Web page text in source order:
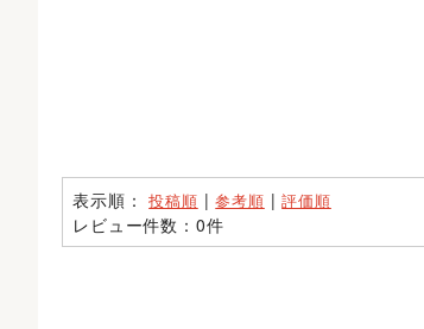
表示順：投稿順 |参考順 |評価順
レビュー件数：0件